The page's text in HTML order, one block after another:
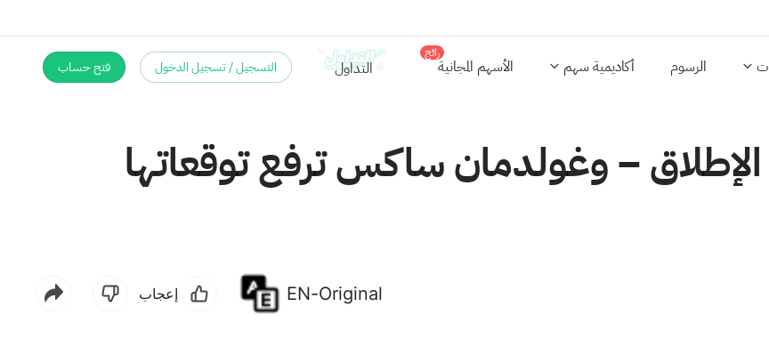
الرسوم أكاديمية سهم الأسهم المجانية
رائج
التسجيل / تسجيل الدخول فتح حساب
– وغولدمان ساكس ترفع توقعاتها
EN-Original إعجاب